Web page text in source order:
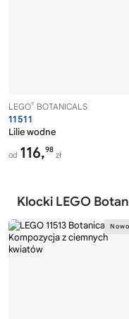
LEGO® BOTANICALS
11511
Lilie wodne
od 116,98
zł
Klocki LEGO